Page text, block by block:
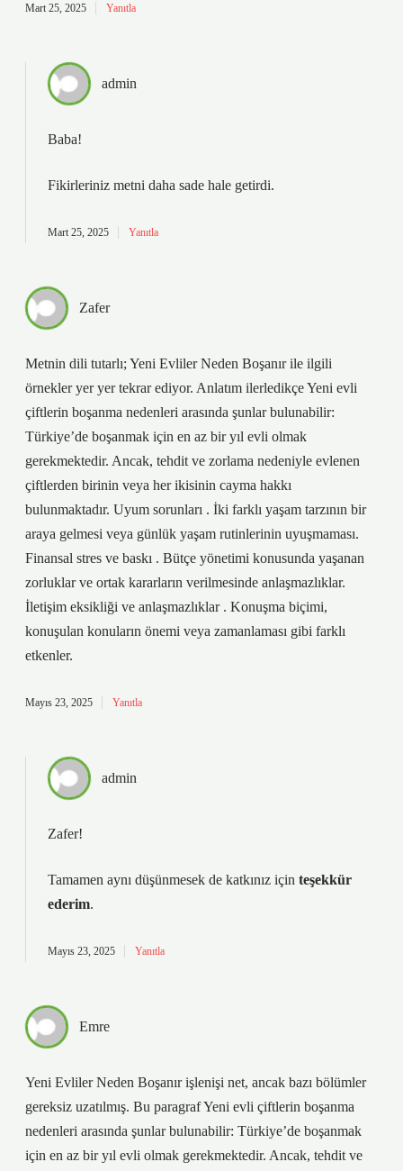
Mart 25, 2025 Yanıtla
admin
Baba!
Fikirleriniz metni daha sade hale getirdi.
Mart 25, 2025 Yanıtla
Zafer
Metnin dili tutarlı; Yeni Evliler Neden Boşanır ile ilgili
örnekler yer yer tekrar ediyor. Anlatım ilerledikçe Yeni evli
çiftlerin boşanma nedenleri arasında şunlar bulunabilir:
Türkiye’de boşanmak için en az bir yıl evli olmak
gerekmektedir. Ancak, tehdit ve zorlama nedeniyle evlenen
çiftlerden birinin veya her ikisinin cayma hakkı
bulunmaktadır. Uyum sorunları . İki farklı yaşam tarzının bir
araya gelmesi veya günlük yaşam rutinlerinin uyuşmaması.
Finansal stres ve baskı . Bütçe yönetimi konusunda yaşanan
zorluklar ve ortak kararların verilmesinde anlaşmazlıklar.
İletişim eksikliği ve anlaşmazlıklar . Konuşma biçimi,
konuşulan konuların önemi veya zamanlaması gibi farklı
etkenler.
Mayıs 23, 2025 Yanıtla
admin
Zafer!
Tamamen aynı düşünmesek de katkınız için teşekkür
ederim.
Mayıs 23, 2025 Yanıtla
Emre
Yeni Evliler Neden Boşanır işlenişi net, ancak bazı bölümler
gereksiz uzatılmış. Bu paragraf Yeni evli çiftlerin boşanma
nedenleri arasında şunlar bulunabilir: Türkiye’de boşanmak
için en az bir yıl evli olmak gerekmektedir. Ancak, tehdit ve